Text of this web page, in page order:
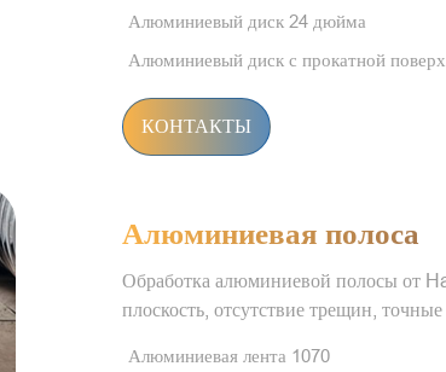
Алюминиевый диск 24 дюйма
Алюминиевый диск с прокатной
КОНТАКТЫ
Алюминиевая полоса
Обработка алюминиевой полосы от
плоскость, отсутствие трещин,
Алюминиевая лента 1070